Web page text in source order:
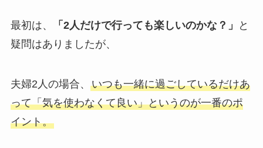
最初は、 「2人だけで行っても楽しいのかな？」
と
疑問はありましたが、
夫婦2人の場合、 いつも一緒に過ごしているだけあ
って「気を使わなくて良い」というのが一番のポ
イント。